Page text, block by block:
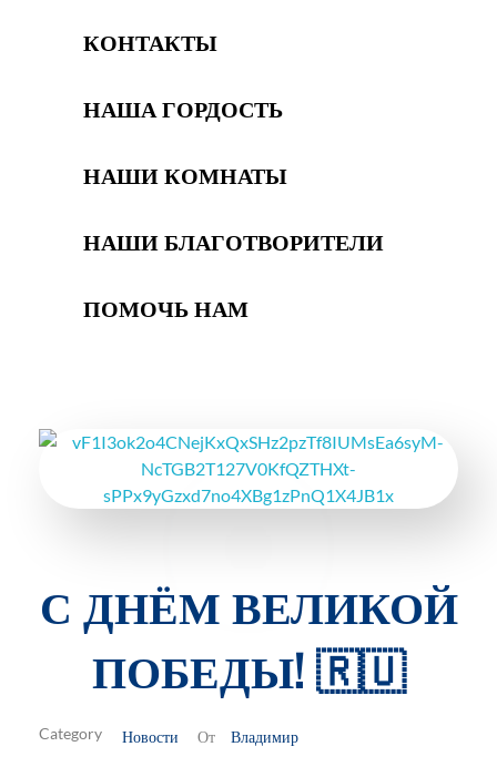
КОНТАКТЫ
НАША ГОРДОСТЬ
НАШИ КОМНАТЫ
НАШИ БЛАГОТВОРИТЕЛИ
ПОМОЧЬ НАМ
С ДНЁМ ВЕЛИКОЙ
ПОБЕДЫ! 🇷🇺
От Владимир
Новости